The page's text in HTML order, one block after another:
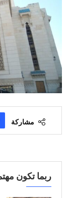
مشاركة
ربما تكون